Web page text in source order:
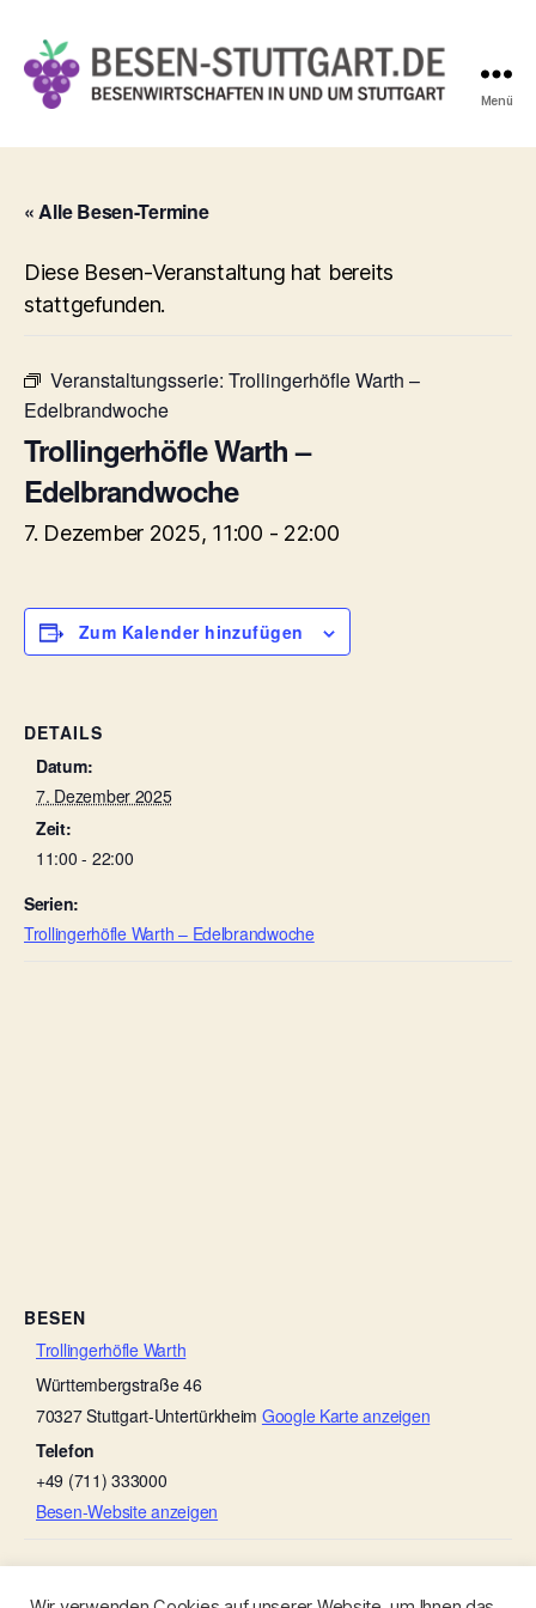
Stuttgart.de
Menü
« Alle Besen-Termine
Diese Besen-Veranstaltung hat bereits
stattgefunden.
Veranstaltungsserie: Trollingerhöfle Warth –
Edelbrandwoche
Trollingerhöfle Warth –
Edelbrandwoche
7. Dezember 2025, 11:00 - 22:00
Zum Kalender hinzufügen
DETAILS
Datum:
7. Dezember 2025
Zeit:
11:00 - 22:00
Serien:
Trollingerhöfle Warth – Edelbrandwoche
BESEN
Trollingerhöfle Warth
Württembergstraße 46
70327Stuttgart-Untertürkheim Google Karte anzeigen
Telefon
+49 (711) 333000
Besen-Website anzeigen